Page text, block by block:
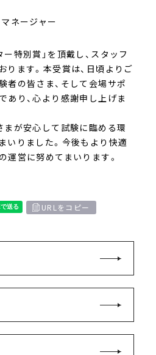
マネージャー
特別賞」を頂戴し、スタッフ
ります。本受賞は、日頃よりご
者の皆さま、そして会場サポ
あり、心より感謝申し上げま
まが安心して試験に臨める環
いりました。今後もより快適
運営に努めてまいります。
URLをコピー